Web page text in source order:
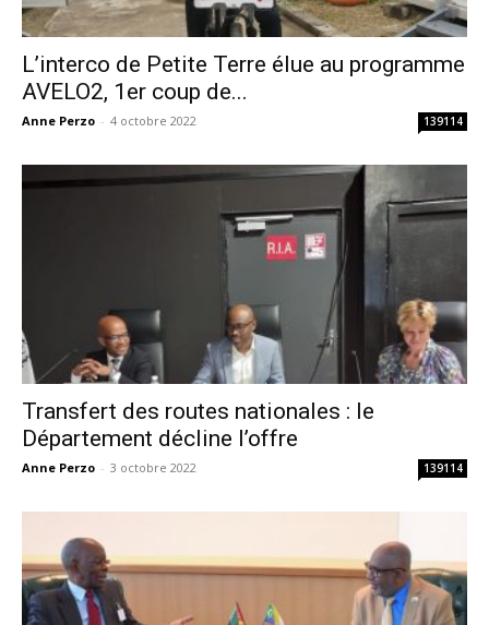
L’interco de Petite Terre élue au programme
AVELO2, 1er coup de...
Anne Perzo - 4 octobre 2022 139114
Transfert des routes nationales : le
Département décline l’offre
Anne Perzo - 3 octobre 2022 139114